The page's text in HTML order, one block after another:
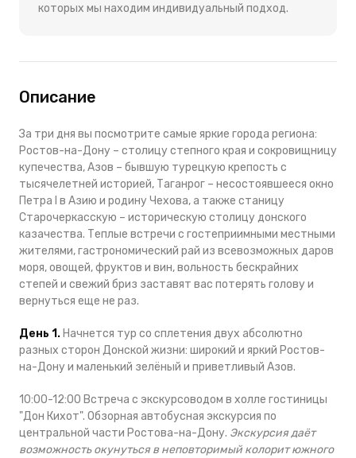
которых мы находим индивидуальный подход.
Описание
За три дня вы посмотрите самые яркие города региона:
Ростов-на-Дону – столицу степного края и сокровищницу
купечества, Азов – бывшую турецкую крепость с
тысячелетней историей, Таганрог – несостоявшееся окно
Петра I в Азию и родину Чехова, а также станицу
Старочеркасскую – историческую столицу донского
казачества. Теплые встречи с гостеприимными местными
жителями, гастрономический рай из всевозможных даров
моря, овощей, фруктов и вин, вольность бескрайних
степей и свежий бриз заставят вас потерять голову и
вернуться еще не раз.
День 1. Начнется тур со сплетения двух абсолютно
разных сторон Донской жизни: широкий и яркий Ростов-
на-Дону и маленький зелёный и приветливый Азов.
10:00-12:00 Встреча с экскурсоводом в холле гостиницы
"Дон Кихот". Обзорная автобусная экскурсия по
центральной части Ростова-на-Дону. Экскурсия даёт
возможность окунуться в неповторимый колорит южного